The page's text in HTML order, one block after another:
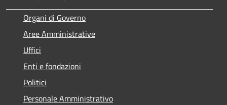
Organi di Governo
Aree Amministrative
Uffici
Enti e fondazioni
Politici
Personale Amministrativo